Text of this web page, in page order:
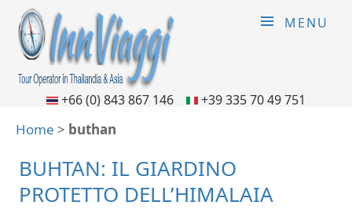
MENU
+66 (0) 843 867 146 +39 335 70 49 751
Home > buthan
BUHTAN: IL GIARDINO
PROTETTO DELL’HIMALAIA